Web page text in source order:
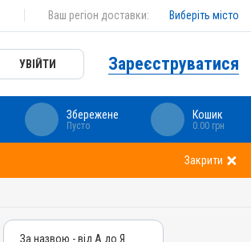
Ваш регіон доставки: Виберіть місто
УВІЙТИ Зареєструватися
Збережене
Пусто
Кошик
0.00 грн
Закрити
За назвою - від А до Я